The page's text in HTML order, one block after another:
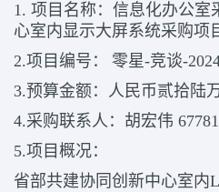
1. 项目名称 ：信息化办公室
心室内显示大屏系统采购项
2.项目编号：
零星-竞谈-
3.预算金额：人民币贰拾陆
4.采购联系人：胡宏伟
5.项目概况：
省部共建协同创新中心室内